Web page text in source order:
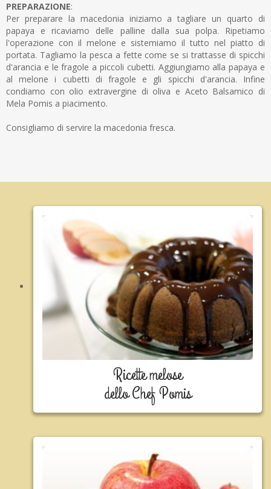
PREPARAZIONE:
Per preparare la macedonia iniziamo a tagliare un quarto di
papaya e ricaviamo delle palline dalla sua polpa. Ripetiamo
l'operazione con il melone e sistemiamo il tutto nel piatto di
portata. Tagliamo la pesca a fette come se si trattasse di spicchi
d'arancia e le fragole a piccoli cubetti. Aggiungiamo alla papaya e
al melone i cubetti di fragole e gli spicchi d'arancia. Infine
condiamo con olio extravergine di oliva e Aceto Balsamico di
Mela Pomis a piacimento.
Consigliamo di servire la macedonia fresca.
Ricette melose
dello Chef Pomis